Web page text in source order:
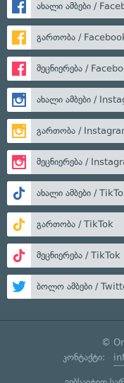
ახალი ამბები /
გართობა /
მეცნიერება /
ახალი ამბები /
გართობა /
მეცნიერება /
ახალი ამბები /
გართობა / TikTok
მეცნიერება / TikTok
ბოლო ამბები /
©
კონტაქტი: